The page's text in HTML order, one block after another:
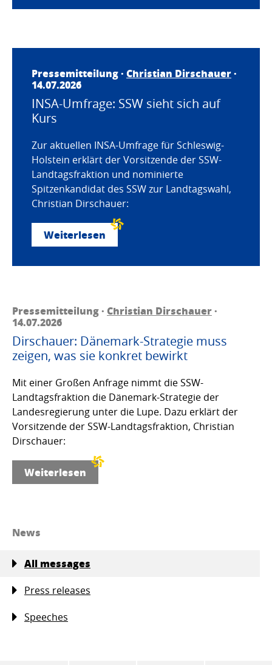
Pressemitteilung · Christian Dirschauer·
14.07.2026
INSA-Umfrage: SSW sieht sich auf
Kurs
Zur aktuellen INSA-Umfrage für Schleswig-
Holstein erklärt der Vorsitzende der SSW-
Landtagsfraktion und nominierte
Spitzenkandidat des SSW zur Landtagswahl,
Christian Dirschauer:
Weiterlesen
Pressemitteilung · Christian Dirschauer·
14.07.2026
Dirschauer: Dänemark-Strategie muss
zeigen, was sie konkret bewirkt
Mit einer Großen Anfrage nimmt die SSW-
Landtagsfraktion die Dänemark-Strategie der
Landesregierung unter die Lupe. Dazu erklärt der
Vorsitzende der SSW-Landtagsfraktion, Christian
Dirschauer:
Weiterlesen
News
All messages
Press releases
Speeches